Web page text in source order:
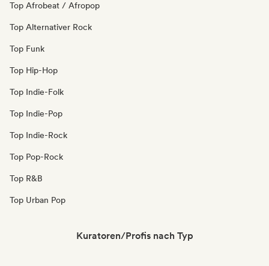
Top Afrobeat / Afropop
Top Alternativer Rock
Top Funk
Top Hip-Hop
Top Indie-Folk
Top Indie-Pop
Top Indie-Rock
Top Pop-Rock
Top R&B
Top Urban Pop
Kuratoren/Profis nach Typ